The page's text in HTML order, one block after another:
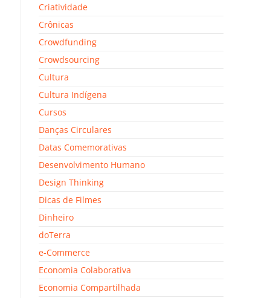
Criatividade
Crônicas
Crowdfunding
Crowdsourcing
Cultura
Cultura Indígena
Cursos
Danças Circulares
Datas Comemorativas
Desenvolvimento Humano
Design Thinking
Dicas de Filmes
Dinheiro
doTerra
e-Commerce
Economia Colaborativa
Economia Compartilhada